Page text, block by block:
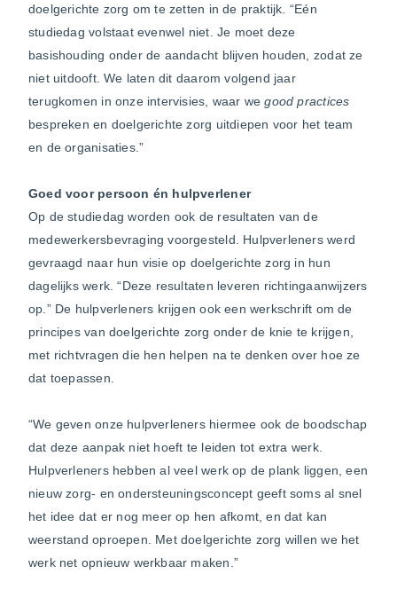
doelgerichte zorg om te zetten in de praktijk. “Eén
studiedag volstaat evenwel niet. Je moet deze
basishouding onder de aandacht blijven houden, zodat ze
niet uitdooft. We laten dit daarom volgend jaar
terugkomen in onze intervisies, waar wegood practices
bespreken en doelgerichte zorg uitdiepen voor het team
en de organisaties.”
Goed voor persoon én hulpverlener
Op de studiedag worden ook de resultaten van de
medewerkersbevraging voorgesteld. Hulpverleners werd
gevraagd naar hun visie op doelgerichte zorg in hun
dagelijks werk. “Deze resultaten leveren richtingaanwijzers
op.” De hulpverleners krijgen ook een werkschrift om de
principes van doelgerichte zorg onder de knie te krijgen,
met richtvragen die hen helpen na te denken over hoe ze
dat toepassen.
“We geven onze hulpverleners hiermee ook de boodschap
dat deze aanpak niet hoeft te leiden tot extra werk.
Hulpverleners hebben al veel werk op de plank liggen, een
nieuw zorg- en ondersteuningsconcept geeft soms al snel
het idee dat er nog meer op hen afkomt, en dat kan
weerstand oproepen. Met doelgerichte zorg willen we het
werk net opnieuw werkbaar maken.”